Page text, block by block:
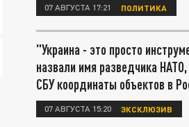
07 АВГУСТА 17:21 ПОЛИТИКА
"Украина - это просто
назвали имя разведчика
СБУ координаты объектов в
07 АВГУСТА 15:20 ЭКСКЛЮЗИВ